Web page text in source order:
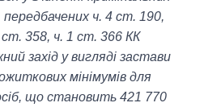
ч. 4 ст. 190,
358, ч. 1 ст. 366 КК
захід у вигляді застави
мінімумів для
що становить 421 770